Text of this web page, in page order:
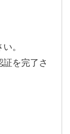
。
を完了さ